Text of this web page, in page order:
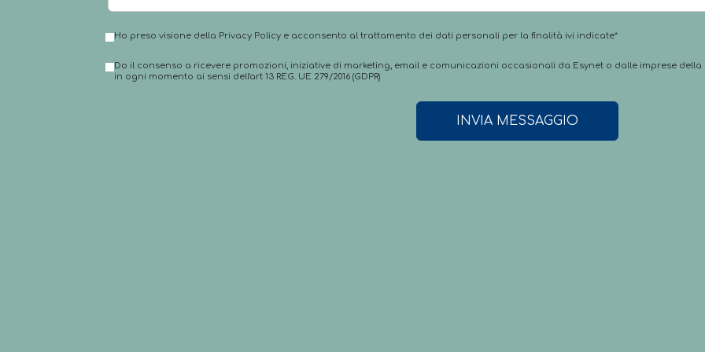
Ho preso visione della Privacy Policy e acconsento al trattamento dei dati personali per la finalità ivi indicate*
Do il consenso a ricevere promozioni, iniziative di marketing, email e comunicazioni occasionali da Esynet o dalle imprese
in ogni momento ai sensi dell'art 13 REG. UE 279/2016 (GDPR)
INVIA MESSAGGIO